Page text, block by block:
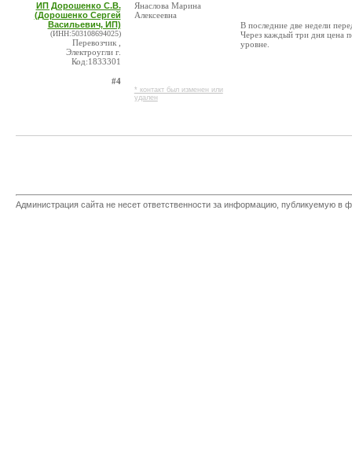
ИП Дорошенко С.В.
(Дорошенко Сергей
Васильевич, ИП)
(ИНН:503108694025)
Перевозчик ,
Электроугли г.
Код:1833301
#4
Янаслова Марина
Алексеевна
* контакт был изменен или
удален
В последние две недели
Через каждый три дня цена
уровне.
Администрация сайта не несет ответственности за информацию, публикуемую